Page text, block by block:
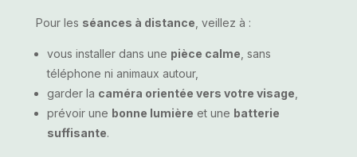
Pour les séances à distance , veillez à :
vous installer dans une pièce calme , sans
téléphone ni animaux autour,
garder la caméra orientée vers votre visage
prévoir une bonne lumière et une batterie
suffisante.